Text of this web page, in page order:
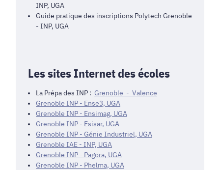
INP, UGA
Guide pratique des inscriptions Polytech Grenoble
- INP, UGA
Les sites Internet des écoles
La Prépa des INP : Grenoble - Valence
Grenoble INP - Ense3, UGA
Grenoble INP - Ensimag, UGA
Grenoble INP - Esisar, UGA
Grenoble INP - Génie Industriel, UGA
Grenoble IAE - INP, UGA
Grenoble INP - Pagora, UGA
Grenoble INP - Phelma, UGA